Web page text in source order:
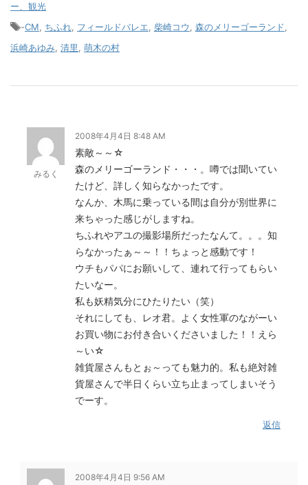
ー、観光
-CM, ちふれ, フィールドバレエ, 柴崎コウ, 森のメリーゴーランド,
浜崎あゆみ, 清里, 萌木の村
みるく
2008年4月4日 8:48 AM
素敵～～☆
森のメリーゴーランド・・・。噂では聞いてい
たけど、詳しく知らなかったです。
なんか、木馬に乗っている間は自分が別世界に
来ちゃった感じがしますね。
ちふれやアユの撮影場所だったなんて。。。知
らなかったぁ～～！！ちょっと感動です！
ウチもパパにお願いして、連れて行ってもらい
たいなー。
私も妖精気分にひたりたい（笑）
それにしても、レオ君。よく女性軍のながーい
お買い物にお付き合いくださいました！！えら
～い☆
雑貨屋さんもとぉ～っても魅力的。私も絶対雑
貨屋さんで半日くらい立ち止まってしまいそう
でーす。
返信
2008年4月4日 9:56 AM